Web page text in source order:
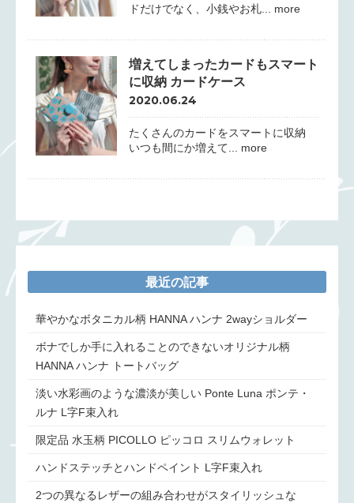
ドだけでなく、小銭やお札... more
増えてしまったカードもスマート
に収納 カードケース
2020.06.24
たくさんのカードをスマートに収納
いつも間にか増えて... more
最近の記事
華やかなボタニカル柄 HANNA ハンナ 2wayショルダー
ボナでしか手に入れることのできないオリジナル柄
HANNA ハンナ トートバッグ
淡い水彩画のような濃淡が美しい Ponte Luna ポンテ・
ルナ L字F束入れ
限定品 水玉柄 PICOLLO ピッコロ スリムウォレット
ハンドステッチとハンドペイント L字F束入れ
2つの異なるレザーの組み合わせがスタイリッシュな